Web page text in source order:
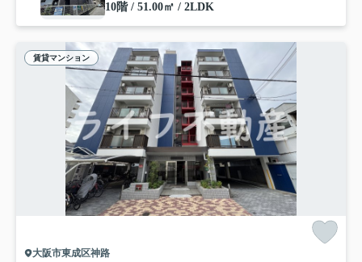
10階 / 51.00㎡ / 2LDK
賃貸マンション
大阪市東成区神路